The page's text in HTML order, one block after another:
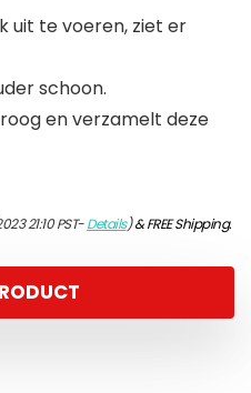
uit te voeren, ziet er
schoon.
en verzamelt deze
21:10 PST-Details)&FREE Shipping.